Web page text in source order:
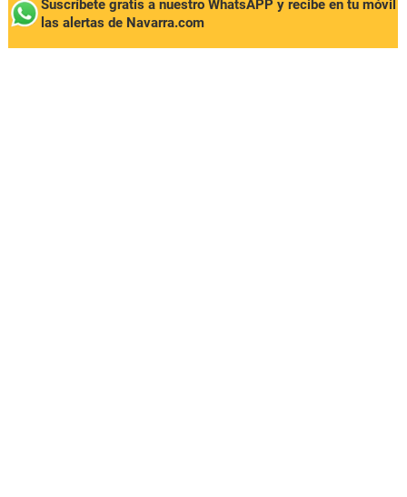
Suscríbete gratis a nuestro WhatsAPP y recibe en tu móvil
las alertas de Navarra.com